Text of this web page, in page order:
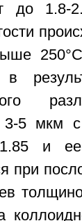
до 1.8-
в
5 мкм с
и ее
при